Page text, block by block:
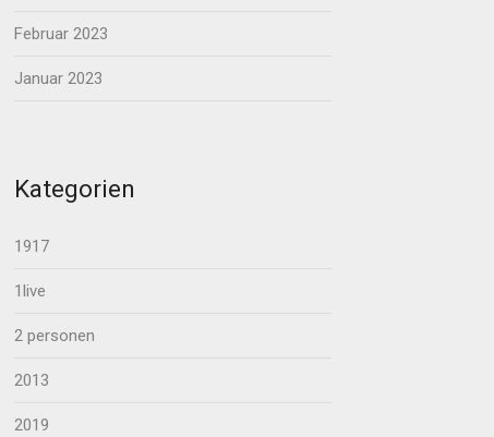
Februar 2023
Januar 2023
Kategorien
1917
1live
2 personen
2013
2019